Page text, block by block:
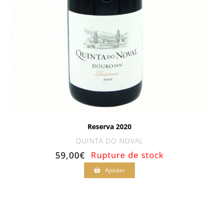
Reserva 2020
QUINTA DO NOVAL
59,00€ Rupture de stock
Ajouter